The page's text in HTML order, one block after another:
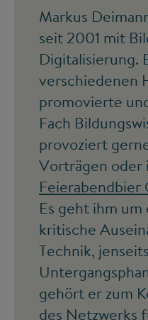
Markus
seit 2001 mit
Digitalisierung.
verschiedenen
promovierte
Fach
provoziert
Vorträgen oder
Feierabendbier
Es geht ihm
kritische
Technik,
gehört er zum
des Netzwerks